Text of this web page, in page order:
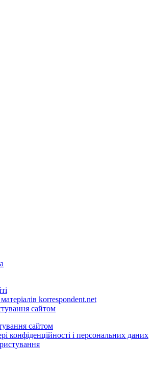
korrespondent.net
сайтом
сайтом
конфіденційності і персональних даних